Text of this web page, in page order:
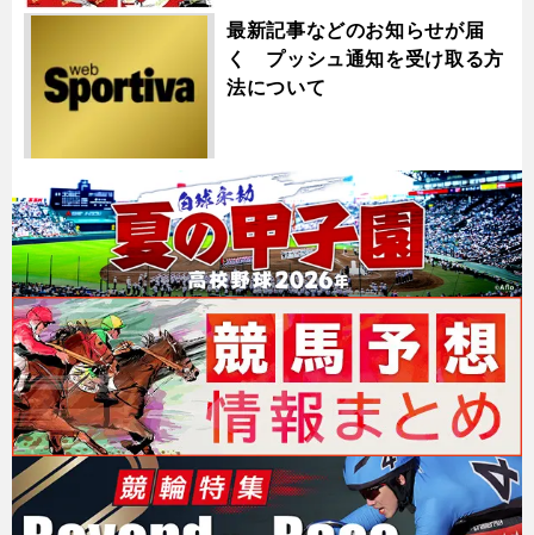
最新記事などのお知らせが届
く プッシュ通知を受け取る方
法について